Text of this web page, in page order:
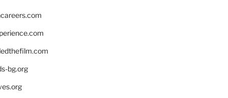
bg.org